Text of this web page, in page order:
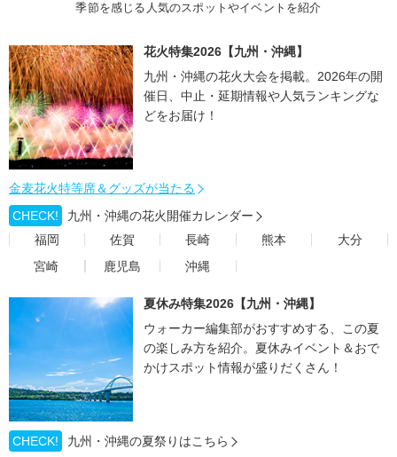
季節を感じる人気のスポットやイベントを紹介
花火特集2026【九州・沖縄】
九州・沖縄の花火大会を掲載。2026年の開
催日、中止・延期情報や人気ランキングな
どをお届け！
金麦花火特等席＆グッズが当たる
CHECK!
九州・沖縄の花火開催カレンダー
福岡
佐賀 長崎 熊本
大分
宮崎
鹿児島 沖縄
夏休み特集2026【九州・沖縄】
ウォーカー編集部がおすすめする、この夏
の楽しみ方を紹介。夏休みイベント＆おで
かけスポット情報が盛りだくさん！
CHECK!
九州・沖縄の夏祭りはこちら